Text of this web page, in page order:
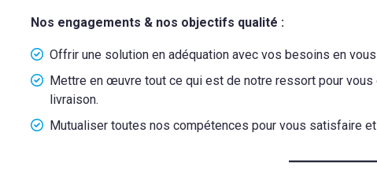
Nos engagements & nos objectifs qualité :
Offrir une solution en adéquation avec vos besoins en
Mettre en œuvre tout ce qui est de notre ressort pour vous
livraison.
Mutualiser toutes nos compétences pour vous satisfaire